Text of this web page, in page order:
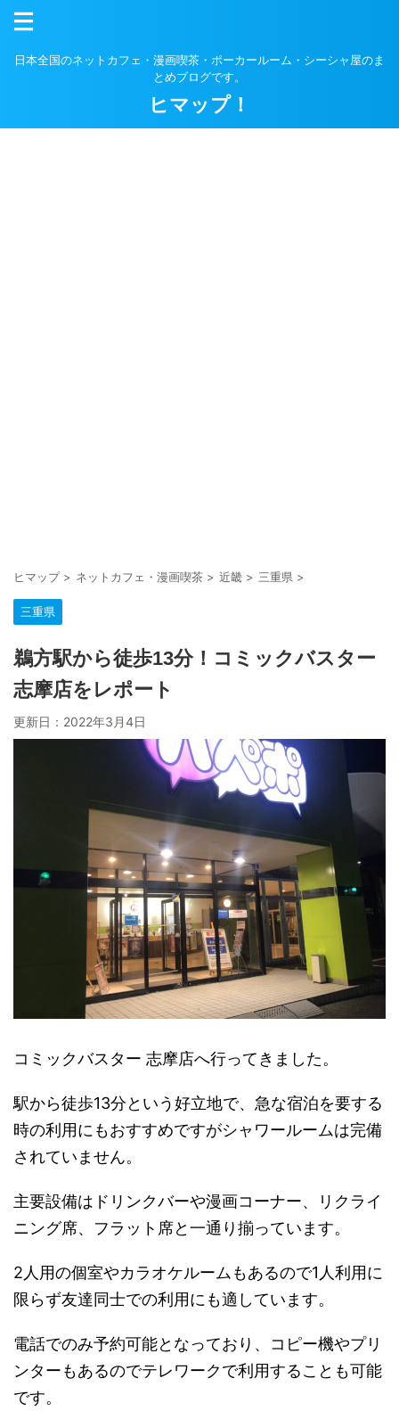
日本全国のネットカフェ・漫画喫茶・ポーカールーム・シーシャ屋のま
とめブログです。
ヒマップ！
ヒマップ> ネットカフェ・漫画喫茶 > 近畿 > 三重県 >
三重県
鵜方駅から徒歩13分！コミックバスター
志摩店をレポート
更新日： 2022年3月4日
コミックバスター 志摩店へ行ってきました。
駅から徒歩13分という好立地で、急な宿泊を要する
時の利用にもおすすめですがシャワールームは完備
されていません。
主要設備はドリンクバーや漫画コーナー、リクライ
ニング席、フラット席と一通り揃っています。
2人用の個室やカラオケルームもあるので1人利用に
限らず友達同士での利用にも適しています。
電話でのみ予約可能となっており、コピー機やプリ
ンターもあるのでテレワークで利用することも可能
です。